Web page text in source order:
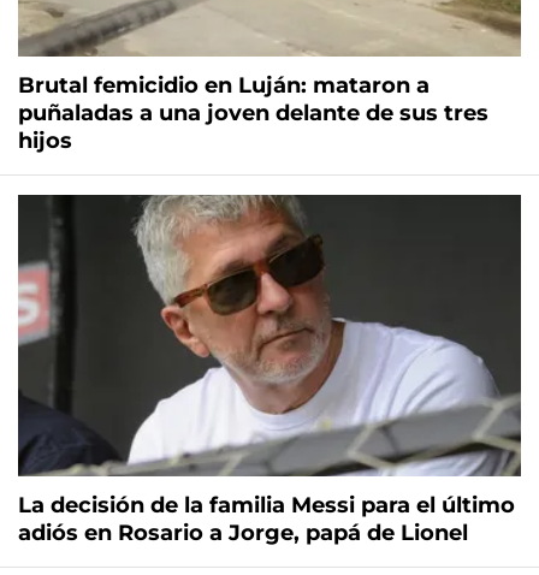
Brutal femicidio en Luján: mataron a
puñaladas a una joven delante de sus tres
hijos
La decisión de la familia Messi para el último
adiós en Rosario a Jorge, papá de Lionel